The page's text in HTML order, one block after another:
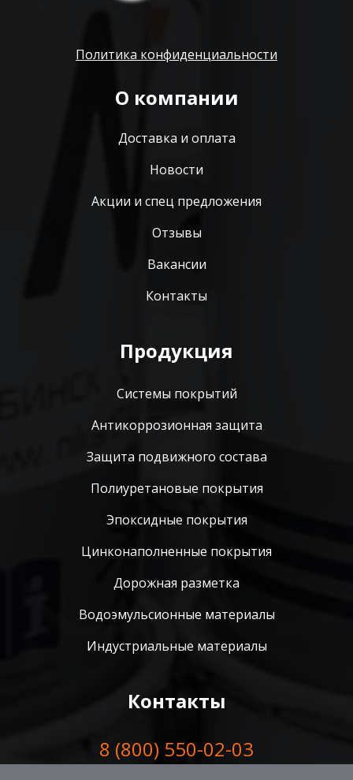
Политика конфиденциальности
О компании
Доставка и оплата
Новости
Акции и спец предложения
Отзывы
Вакансии
Контакты
Продукция
Системы покрытий
Антикоррозионная защита
Защита подвижного состава
Полиуретановые покрытия
Эпоксидные покрытия
Цинконаполненные покрытия
Дорожная разметка
Водоэмульсионные материалы
Индустриальные материалы
Контакты
8 (800) 550-02-03